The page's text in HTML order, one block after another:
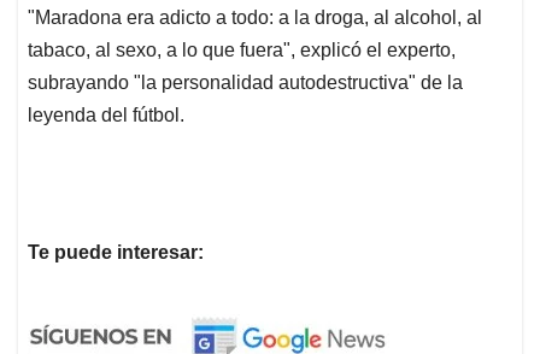
"Maradona era adicto a todo: a la droga, al alcohol, al
tabaco, al sexo, a lo que fuera", explicó el experto,
subrayando "la personalidad autodestructiva" de la
leyenda del fútbol.
Te puede interesar: